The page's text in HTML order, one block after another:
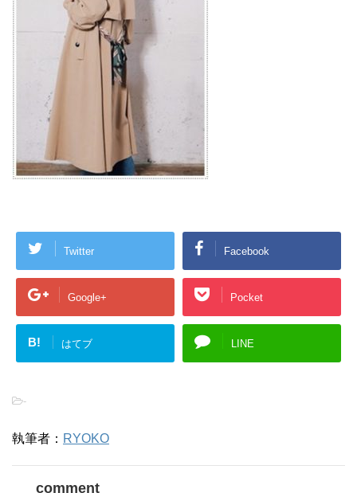
Twitter Facebook
Google+ Pocket
B! はてブ LINE
-
執筆者： RYOKO
comment